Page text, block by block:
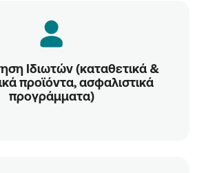
Ιδιωτών (καταθετικά &
προϊόντα, ασφαλιστικά
προγράμματα)